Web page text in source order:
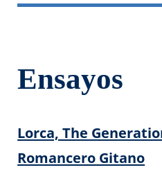
Ensayos
Lorca, The
Romancero Gitano